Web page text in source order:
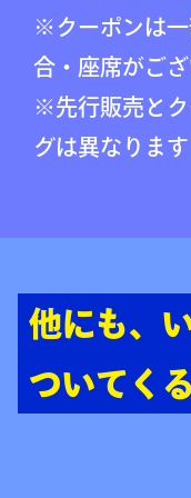
※クーポンは
合・座席がご
※先行販売とク
グは異なります
他にも、
ついてく